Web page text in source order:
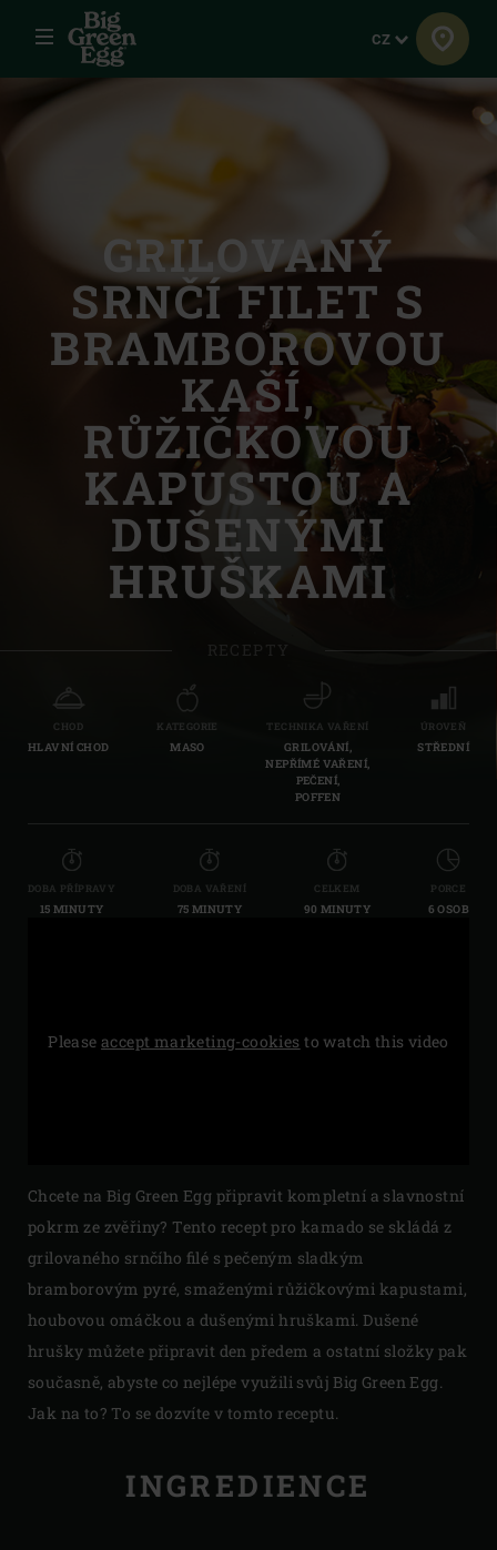
Menu Jazyk
CZ
GRILOVANÝ
SRNČÍ FILET S
BRAMBOROVOU
KAŠÍ,
RŮŽIČKOVOU
KAPUSTOU A
DUŠENÝMI
HRUŠKAMI
RECEPTY
CHOD
HLAVNÍ CHOD
KATEGORIE
MASO
TECHNIKA VAŘENÍ
GRILOVÁNÍ,
NEPŘÍMÉ VAŘENÍ,
PEČENÍ,
POFFEN
ÚROVEŇ
STŘEDNÍ
DOBA PŘÍPRAVY
15 MINUTY
DOBA VAŘENÍ
75 MINUTY
CELKEM
90 MINUTY
PORCE
6 OSOB
Pleaseaccept marketing-cookies to watch this video
Chcete na Big Green Egg připravit kompletní a slavnostní
pokrm ze zvěřiny? Tento recept pro kamado se skládá z
grilovaného srnčího filé s pečeným sladkým
bramborovým pyré, smaženými růžičkovými kapustami,
houbovou omáčkou a dušenými hruškami. Dušené
hrušky můžete připravit den předem a ostatní složky pak
současně, abyste co nejlépe využili svůj Big Green Egg.
Jak na to? To se dozvíte v tomto receptu.
INGREDIENCE